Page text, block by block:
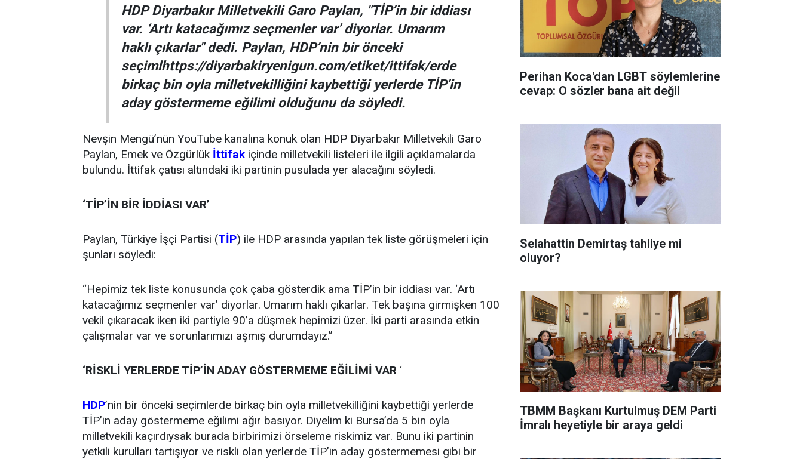
HDP Diyarbakır Milletvekili Garo Paylan, "TİP’in bir iddiası
var. ‘Artı katacağımız seçmenler var’ diyorlar. Umarım
haklı çıkarlar" dedi. Paylan, HDP’nin bir önceki
seçimlhttps://diyarbakiryenigun.com/etiket/ittifak/erde
birkaç bin oyla milletvekilliğini kaybettiği yerlerde TİP’in
aday göstermeme eğilimi olduğunu da söyledi.
Nevşin Mengü’nün YouTube kanalına konuk olan HDP Diyarbakır Milletvekili Garo
Paylan, Emek ve Özgürlük İttifakiçinde milletvekili listeleri ile ilgili açıklamalarda
bulundu. İttifak çatısı altındaki iki partinin pusulada yer alacağını söyledi.
‘TİP’İN BİR İDDİASI VAR’
Paylan, Türkiye İşçi Partisi (TİP) ile HDP arasında yapılan tek liste görüşmeleri için
şunları söyledi:
“Hepimiz tek liste konusunda çok çaba gösterdik ama TİP’in bir iddiası var. ‘Artı
katacağımız seçmenler var’ diyorlar. Umarım haklı çıkarlar. Tek başına girmişken 100
vekil çıkaracak iken iki partiyle 90’a düşmek hepimizi üzer. İki parti arasında etkin
çalışmalar var ve sorunlarımızı aşmış durumdayız.”
‘RİSKLİ YERLERDE TİP’İN ADAY GÖSTERMEME EĞİLİMİ VAR ‘
HDP’nin bir önceki seçimlerde birkaç bin oyla milletvekilliğini kaybettiği yerlerde
TİP’in aday göstermeme eğilimi ağır basıyor. Diyelim ki Bursa’da 5 bin oyla
milletvekili kaçırdıysak burada birbirimizi örseleme riskimiz var. Bunu iki partinin
yetkili kurulları tartışıyor ve riskli olan yerlerde TİP’in aday göstermemesi gibi bir
Perihan Koca'dan LGBT söylemlerine
cevap: O sözler bana ait değil
Selahattin Demirtaş tahliye mi
oluyor?
TBMM Başkanı Kurtulmuş DEM Parti
İmralı heyetiyle bir araya geldi